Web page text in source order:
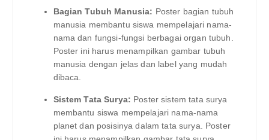
Bagian Tubuh Manusia: Poster bagian tubuh
manusia membantu siswa mempelajari nama-
nama dan fungsi-fungsi berbagai organ tubuh.
Poster ini harus menampilkan gambar tubuh
manusia dengan jelas dan label yang mudah
dibaca.
Sistem Tata Surya: Poster sistem tata surya
membantu siswa mempelajari nama-nama
planet dan posisinya dalam tata surya. Poster